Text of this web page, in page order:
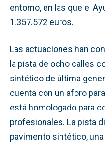
entorno, en las que el
1.357.572 euros.
Las actuaciones han
la pista de ocho calles
sintético de última
cuenta con un aforo
está homologado para
profesionales. La pista
pavimento sintético,